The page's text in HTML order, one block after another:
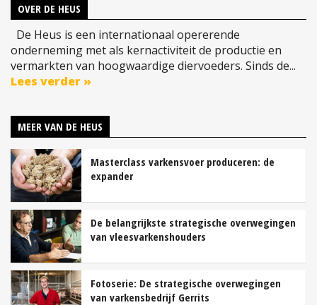
OVER DE HEUS
De Heus is een internationaal opererende
onderneming met als kernactiviteit de productie en
vermarkten van hoogwaardige diervoeders. Sinds de...
Lees verder »
MEER VAN DE HEUS
Masterclass varkensvoer produceren: de
expander
De belangrijkste strategische overwegingen
van vleesvarkenshouders
Fotoserie: De strategische overwegingen
van varkensbedrijf Gerrits